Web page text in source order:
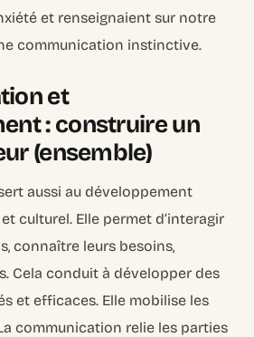
et renseignaient sur notre
communication instinctive.
et
: construire un
(ensemble)
aussi au développement
culturel. Elle permet d’interagir
connaître leurs besoins,
Cela conduit à développer des
et efficaces. Elle mobilise les
communication relie les parties